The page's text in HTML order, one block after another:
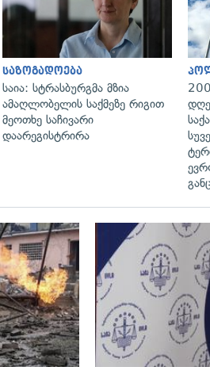
საზოგადოება
საია: სტრასბურგმა მზია
ამაღლობელის საქმეზე რიგით
მეოთხე საჩივარი
დაარეგისტრირა
გადახედვა